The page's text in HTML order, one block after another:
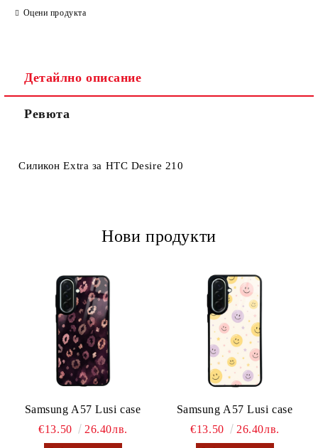
Оцени продукта
Детайлно описание
Ревюта
Силикон Extra за HTC Desire 210
Нови продукти
Samsung A57 Lusi case
€13.50
26.40лв.
Samsung A57 Lusi case
€13.50
26.40лв.